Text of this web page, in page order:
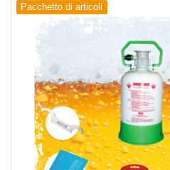
Pacchetto di articoli